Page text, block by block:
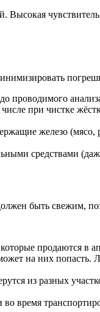
проводимого
при чистке
железо
средствами
быть свежим,
продаются в
на них попасть.
из разных
время